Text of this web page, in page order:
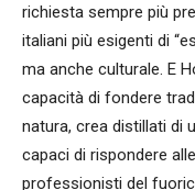
richiesta sempre più
italiani più esigenti di
ma anche culturale. E
capacità di fondere
natura, crea distillati di
capaci di rispondere
professionisti del